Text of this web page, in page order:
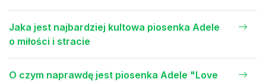
Jaka jest najbardziej kultowa piosenka Adele
o miłości i stracie
O czym naprawdę jest piosenka Adele "Love